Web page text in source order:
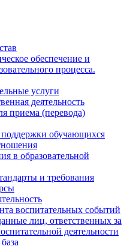
обеспечение и
процесса.
услуги
деятельность
приема (перевода)
обучающихся
в образовательной
и требования
воспитательных событий
лиц, ответственных за
деятельности